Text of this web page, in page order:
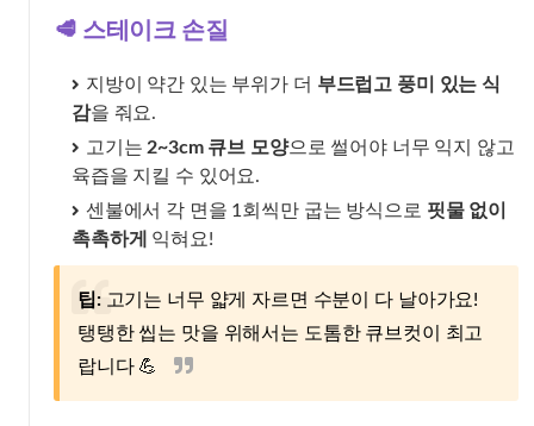
🥩 스테이크 손질
지방이 약간 있는 부위가 더 부드럽고 풍미 있는 식
감을 줘요.
고기는 2~3cm 큐브 모양으로 썰어야 너무 익지 않고
육즙을 지킬 수 있어요.
센불에서 각 면을 1회씩만 굽는 방식으로 핏물 없이
촉촉하게
익혀요!
팁:고기는 너무 얇게 자르면 수분이 다 날아가요!
탱탱한 씹는 맛을 위해서는 도톰한 큐브컷이 최고
랍니다 💪